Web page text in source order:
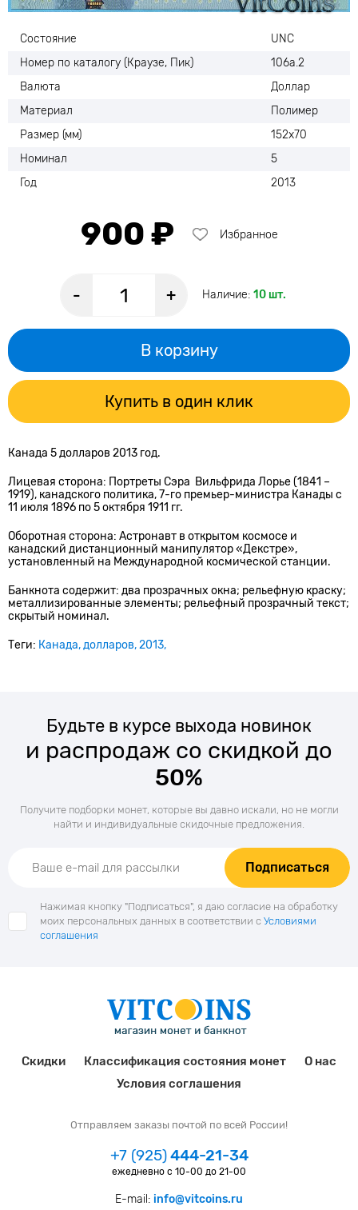
Состояние
UNC
Номер по каталогу (Краузе, Пик)
106а.2
Валюта
Доллар
Материал
Полимер
Размер (мм)
152х70
Номинал
5
Год
2013
900 ₽ Избранное
- + Наличие: 10 шт.
В корзину
Купить в один клик
Канада 5 долларов 2013 год.
Лицевая сторона: Портреты Сэра Вильфрида Лорье (1841 –
1919), канадского политика, 7-го премьер-министра Канады с
11 июля 1896 по 5 октября 1911 гг.
Оборотная сторона: Астронавт в открытом космосе и
канадский дистанционный манипулятор «Декстре»,
установленный на Международной космической станции.
Банкнота содержит: два прозрачных окна; рельефную краску;
металлизированные элементы; рельефный прозрачный текст;
скрытый номинал.
Теги: Канада долларов 2013
Будьте в курсе выхода новинок
и распродаж со скидкой до
50%
Получите подборки монет, которые вы давно искали, но не могли
найти и индивидуальные скидочные предложения.
Подписаться
Нажимая кнопку "Подписаться", я даю согласие на обработку
моих персональных данных в соответствии с Условиями
соглашения
Скидки Классификация состояния монет
О нас
Условия соглашения
Отправляем заказы почтой по всей России!
+7 (925)444-21-34
ежедневно с 10-00 до 21-00
E-mail: info@vitcoins.ru